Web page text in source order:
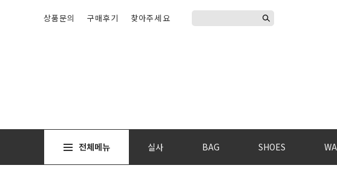
상품문의 구매후기 찾아주세요
전체메뉴 실사 BAG SHOES